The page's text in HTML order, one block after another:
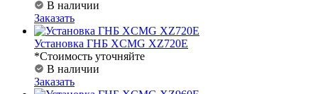
В наличии
Заказать
Установка ГНБ XCMG XZ720E
*Стоимость уточняйте
В наличии
Заказать